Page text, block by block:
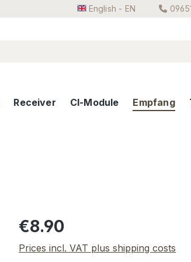
English - EN
Receiver CI-Module Empfang
Regular price:
€8.90
Prices incl. VAT plus shipping costs